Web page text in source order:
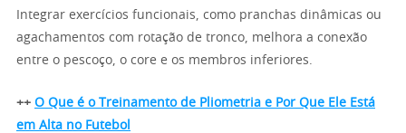
Integrar exercícios funcionais, como pranchas dinâmicas ou
agachamentos com rotação de tronco, melhora a conexão
entre o pescoço, o core e os membros inferiores.
++ O Que é o Treinamento de Pliometria e Por Que Ele Está
em Alta no Futebol